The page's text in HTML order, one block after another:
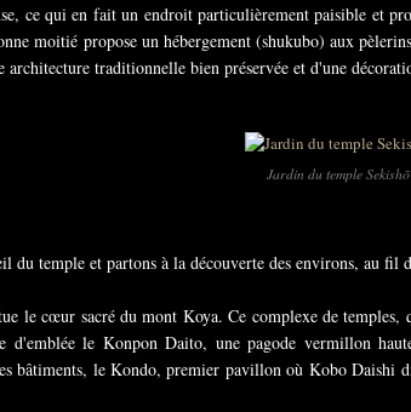
ce qui en fait un endroit particulièrement paisible et
moitié propose un hébergement (shukubo) aux
architecture traditionnelle bien préservée et d'une
Jardin du temple
du temple et partons à la découverte des environs, au fil
le cœur sacré du mont Koya. Ce complexe de
d'emblée le Konpon Daito, une pagode vermillon
bâtiments, le Kondo, premier pavillon où Kobo Daishi